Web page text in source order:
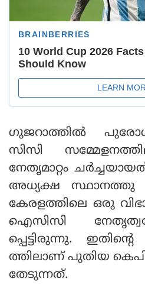
ഗുജറാത്തില്‍
സിസി
നേതൃമാറ്റം
അധ്യക്ഷ സ്ഥാനത്തു
കേരളത്തിലെ ഒരു
ഐസിസി
പ്പെട്ടിരുന്നു.
ത്തിലാണ് പുതിയ
തേടുന്നത്.